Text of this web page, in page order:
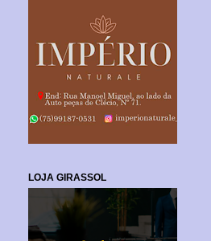
LOJA GIRASSOL